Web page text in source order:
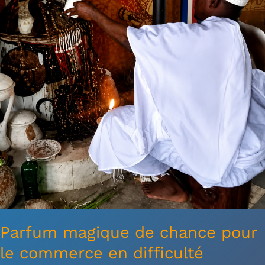
Parfum magique de chance pour
le commerce en difficulté
le
commerce
en
difficulté